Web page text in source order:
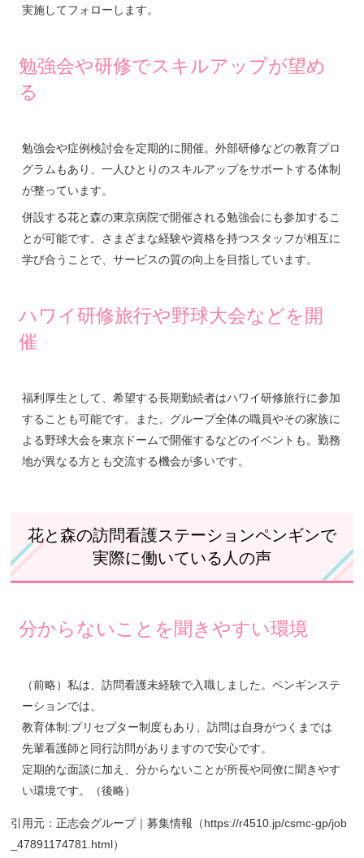
実施してフォローします。
勉強会や研修でスキルアップが望め
る
勉強会や症例検討会を定期的に開催。外部研修などの教育プロ
グラムもあり、一人ひとりのスキルアップをサポートする体制
が整っています。
併設する花と森の東京病院で開催される勉強会にも参加するこ
とが可能です。さまざまな経験や資格を持つスタッフが相互に
学び合うことで、サービスの質の向上を目指しています。
ハワイ研修旅行や野球大会などを開
催
福利厚生として、希望する長期勤続者はハワイ研修旅行に参加
することも可能です。また、グループ全体の職員やその家族に
よる野球大会を東京ドームで開催するなどのイベントも。勤務
地が異なる方とも交流する機会が多いです。
花と森の訪問看護ステーションペンギンで
実際に働いている人の声
分からないことを聞きやすい環境
（前略）私は、訪問看護未経験で入職しました。ペンギンステ
ーションでは、
教育体制:プリセプター制度もあり、訪問は自身がつくまでは
先輩看護師と同行訪問がありますので安心です。
定期的な面談に加え、分からないことが所長や同僚に聞きやす
い環境です。（後略）
引用元：正志会グループ｜募集情報（https://r4510.jp/csmc-gp/job
_47891174781.html）